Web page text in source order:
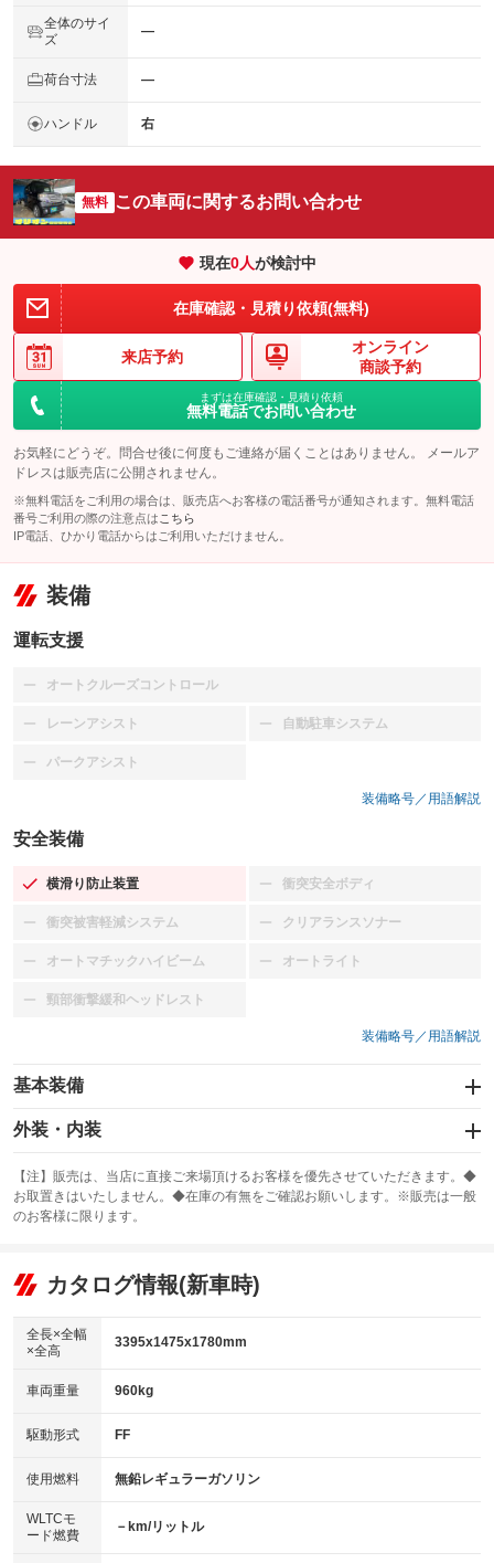
全体のサイ
ズ
―
荷台寸法 ―
ハンドル 右
無料 この車両に関するお問い合わせ
現在0人が検討中
在庫確認・見積り依頼(無料)
来店予約
オンライン
商談予約
まずは在庫確認・見積り依頼
無料電話でお問い合わせ
お気軽にどうぞ。問合せ後に何度もご連絡が届くことはありません。 メールア
ドレスは販売店に公開されません。
※無料電話をご利用の場合は、販売店へお客様の電話番号が通知されます。無料電話
番号ご利用の際の注意点は こちら
IP電話、ひかり電話からはご利用いただけません。
装備
運転支援
オートクルーズコントロール
：装備なし
レーンアシスト
：装備なし 自動駐車システム
：装備なし
パークアシスト
：装備なし
装備略号／用語解説
安全装備
横滑り防止装置
：装備あり 衝突安全ボディ
：装備なし
衝突被害軽減システム
：装備なし クリアランスソナー
：装備なし
オートマチックハイビーム
：装備なし オートライト
：装備なし
頸部衝撃緩和ヘッドレスト
：装備なし
装備略号／用語解説
基本装備
エアバッグ：運転席/助手席
：装備あり
：装備なし
サンルーフ
：装備なし ABS
リフトアップ
：装備なし
：装備なし
パワーウィンドウ
アイドリングストップ
：装備あり
USB入力端子
：装備なし
100V電源
：装備なし
センターデフロック
：装備なし
外装・内装
カーナビ：DVDナビ
：装備あり
TV：フルセグ
：装備あり
ビジュアル：-／DVD再生
：装備あり
：装備あり
革シート
キーレス
HID(キセノンライト)
：装備あり
バックカメラ
：装備あり
エアロ
：装備なし
【注】販売は、当店に直接ご来場頂けるお客様を優先させていただきます。◆
お取置きはいたしません。◆在庫の有無をご確認お願いします。※販売は一般
のお客様に限ります。
カタログ情報(新車時)
全長×全幅
×全高
3395x1475x1780mm
車両重量 960kg
駆動形式 FF
使用燃料 無鉛レギュラーガソリン
WLTCモ
ード燃費
－km/リットル